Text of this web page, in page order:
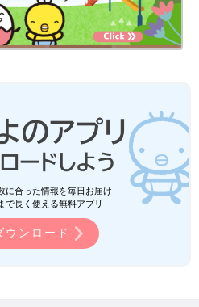
に合った情報を毎日お届け
で長く使える無料アプリ
ウンロード